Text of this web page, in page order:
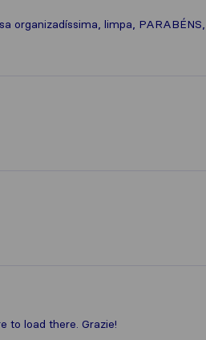
organizadíssima, limpa, PARABÉNS,
to load there. Grazie!